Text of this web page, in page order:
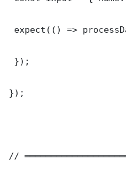
expect(() =>
});
});
//